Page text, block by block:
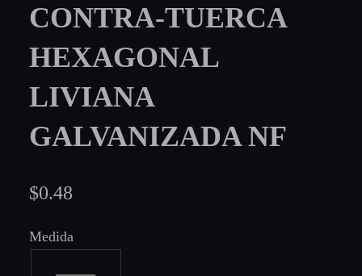
CONTRA-TUERCA
HEXAGONAL
LIVIANA
GALVANIZADA NF
$0.48
Medida